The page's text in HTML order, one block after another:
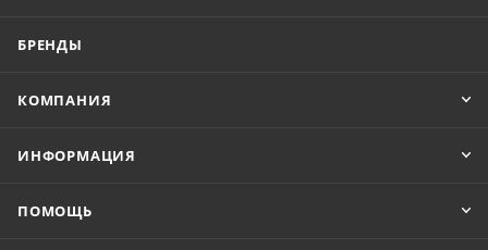
БРЕНДЫ
КОМПАНИЯ
ИНФОРМАЦИЯ
ПОМОЩЬ